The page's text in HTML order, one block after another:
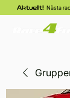
Aktuellt! Nästa